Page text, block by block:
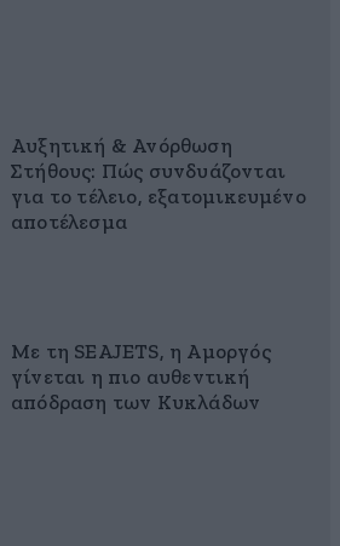
Αυξητική & Ανόρθωση
Στήθους: Πώς συνδυάζονται
για το τέλειο, εξατομικευμένο
αποτέλεσμα
Με τη SEAJETS, η Αμοργός
γίνεται η πιο αυθεντική
απόδραση των Κυκλάδων